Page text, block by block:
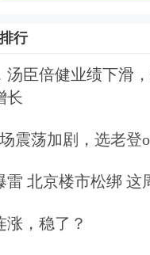
一类是和具体
关的指标；一
。具体而言，
会与国家责任
会市场经济指
行
汤臣倍健业绩下滑
长
震荡加剧，选老登
雷 北京楼市松绑 这
涨，稳了？